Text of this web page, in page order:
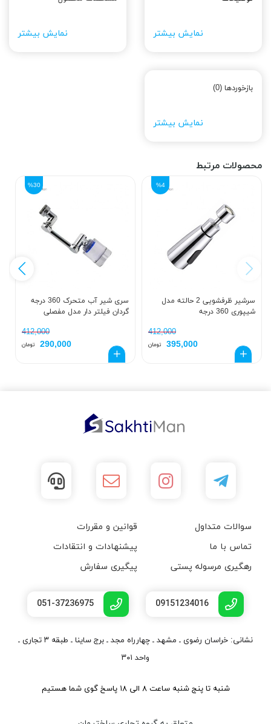
نمایش بیشتر نمایش بیشتر
بازخوردها (0)
نمایش بیشتر
محصولات مرتبط
سرشیر ظرفشویی 2 حالته مدل
شیپوری 360 درجه
412,000
%4
395,000 تومان
سری شیر آب متحرک 360 درجه
گردان فیلتر دار مدل مفصلی
412,000
%30
290,000 تومان
سوالات متداول
قوانین و مقررات
تماس با ما
پیشنهادات و انتقادات
رهگیری مرسوله پستی
پیگیری سفارش
09151234016
051-37236975
نشانی: خراسان رضوی ـ مشهد ـ چهارراه مجد ـ برج ساینا ـ طبقه ۳ تجاری ـ
واحد ۳۰۱
شنبه تا پنج شنبه ساعت ۸ الی ۱۸ پاسخ گوی شما هستیم